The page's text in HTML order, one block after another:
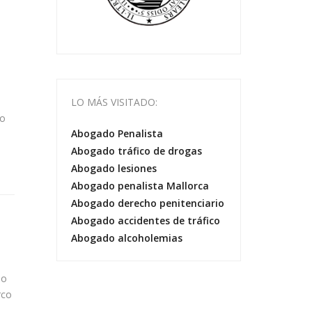
LO MÁS VISITADO:
Abogado Penalista
Abogado tráfico de drogas
Abogado lesiones
Abogado penalista Mallorca
Abogado derecho penitenciario
Abogado accidentes de tráfico
Abogado alcoholemias